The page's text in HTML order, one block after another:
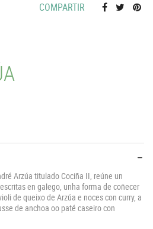
COMPARTIR
Arzúa titulado Cociña II, reúne un
en galego, unha forma de coñecer
de queixo de Arzúa e noces con curry, a
de anchoa oo paté caseiro con